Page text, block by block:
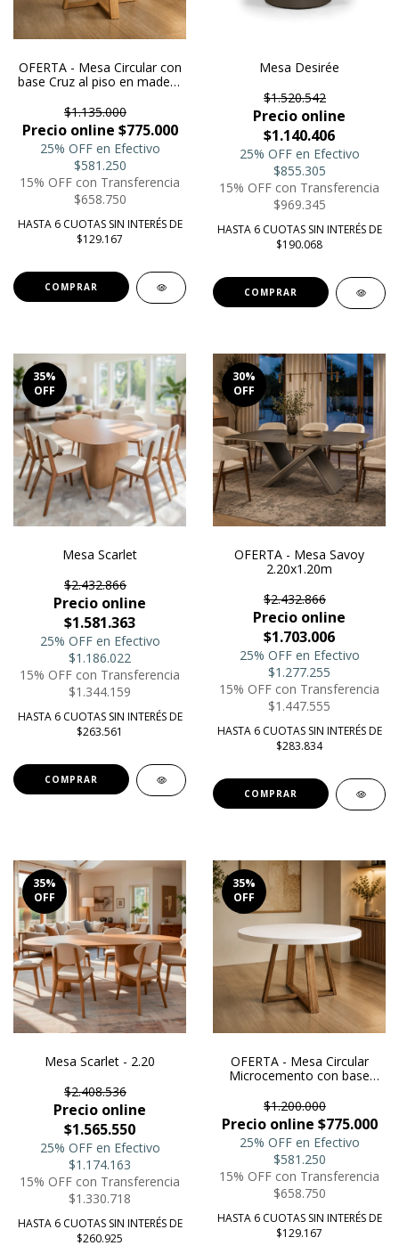
OFERTA - Mesa Circular con
base Cruz al piso en madera
$1.135.000
Precio online $775.000
25% OFF en Efectivo
$581.250
15% OFF con Transferencia
$658.750
HASTA 6 CUOTAS SIN INTERÉS DE
$129.167
Mesa Desirée
$1.520.542
Precio online
$1.140.406
25% OFF en Efectivo
$855.305
15% OFF con Transferencia
$969.345
HASTA 6 CUOTAS SIN INTERÉS DE
$190.068
COMPRAR
35%
OFF
Mesa Scarlet
$2.432.866
Precio online
$1.581.363
25% OFF en Efectivo
$1.186.022
15% OFF con Transferencia
$1.344.159
HASTA 6 CUOTAS SIN INTERÉS DE
$263.561
COMPRAR
30%
OFF
OFERTA - Mesa Savoy
2.20x1.20m
$2.432.866
Precio online
$1.703.006
25% OFF en Efectivo
$1.277.255
15% OFF con Transferencia
$1.447.555
HASTA 6 CUOTAS SIN INTERÉS DE
$283.834
35%
OFF
Mesa Scarlet - 2.20
$2.408.536
Precio online
$1.565.550
25% OFF en Efectivo
$1.174.163
15% OFF con Transferencia
$1.330.718
HASTA 6 CUOTAS SIN INTERÉS DE
$260.925
35%
OFF
OFERTA - Mesa Circular
Microcemento con base
petiribi 1.40
$1.200.000
Precio online $775.000
25% OFF en Efectivo
$581.250
15% OFF con Transferencia
$658.750
HASTA 6 CUOTAS SIN INTERÉS DE
$129.167